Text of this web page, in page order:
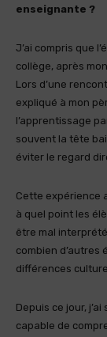
enseignante ?
J’ai compris que
collège, après
Lors d’une
expliqué à mon
l’apprentissage
souvent la tête
éviter le regard
Cette expérience
à quel point les
être mal
combien d’autres
différences
Depuis ce jour,
capable de